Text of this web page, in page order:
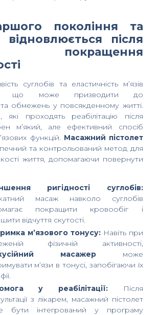
покоління та
після
покращення
суглобів та еластичність м’язів
що може призводити до
обмежень у повсякденному житті.
проходять реабілітацію після
м’який, але ефективний спосіб
функцій. Масажний пістолет
та контрольований метод для
життя, допомагаючи повернути
ригідності суглобів:
масаж навколо суглобів
покращити кровообіг і
відчуття скутості.
м’язового тонусу:Навіть при
фізичній активності,
масажерможе
м’язи в тонусі, запобігаючи їх
у реабілітації:Після
з лікарем, масажний пістолет
бути інтегрований у програму